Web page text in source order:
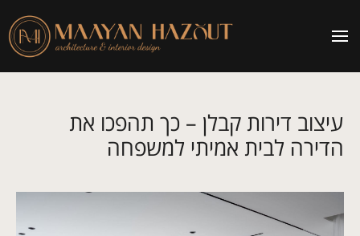
עיצוב דירות קבלן – כך תהפכו את
הדירה לבית אמיתי למשפחה